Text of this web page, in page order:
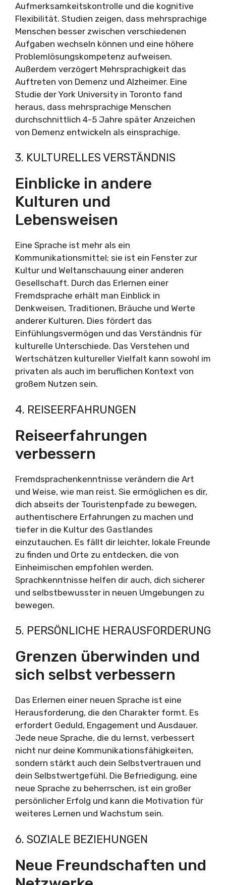
Aufmerksamkeitskontrolle und die kognitive
Flexibilität. Studien zeigen, dass mehrsprachige
Menschen besser zwischen verschiedenen
Aufgaben wechseln können und eine höhere
Problemlösungskompetenz aufweisen.
Außerdem verzögert Mehrsprachigkeit das
Auftreten von Demenz und Alzheimer. Eine
Studie der York University in Toronto fand
heraus, dass mehrsprachige Menschen
durchschnittlich 4-5 Jahre später Anzeichen
von Demenz entwickeln als einsprachige.
3. KULTURELLES VERSTÄNDNIS
Einblicke in andere
Kulturen und
Lebensweisen
Eine Sprache ist mehr als ein
Kommunikationsmittel; sie ist ein Fenster zur
Kultur und Weltanschauung einer anderen
Gesellschaft. Durch das Erlernen einer
Fremdsprache erhält man Einblick in
Denkweisen, Traditionen, Bräuche und Werte
anderer Kulturen. Dies fördert das
Einfühlungsvermögen und das Verständnis für
kulturelle Unterschiede. Das Verstehen und
Wertschätzen kultureller Vielfalt kann sowohl im
privaten als auch im beruflichen Kontext von
großem Nutzen sein.
4. REISEERFAHRUNGEN
Reiseerfahrungen
verbessern
Fremdsprachenkenntnisse verändern die Art
und Weise, wie man reist. Sie ermöglichen es dir,
dich abseits der Touristenpfade zu bewegen,
authentischere Erfahrungen zu machen und
tiefer in die Kultur des Gastlandes
einzutauchen. Es fällt dir leichter, lokale Freunde
zu finden und Orte zu entdecken, die von
Einheimischen empfohlen werden.
Sprachkenntnisse helfen dir auch, dich sicherer
und selbstbewusster in neuen Umgebungen zu
bewegen.
5. PERSÖNLICHE HERAUSFORDERUNG
Grenzen überwinden und
sich selbst verbessern
Das Erlernen einer neuen Sprache ist eine
Herausforderung, die den Charakter formt. Es
erfordert Geduld, Engagement und Ausdauer.
Jede neue Sprache, die du lernst, verbessert
nicht nur deine Kommunikationsfähigkeiten,
sondern stärkt auch dein Selbstvertrauen und
dein Selbstwertgefühl. Die Befriedigung, eine
neue Sprache zu beherrschen, ist ein großer
persönlicher Erfolg und kann die Motivation für
weiteres Lernen und Wachstum sein.
6. SOZIALE BEZIEHUNGEN
Neue Freundschaften und